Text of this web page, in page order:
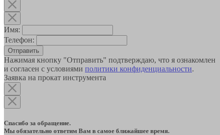
Имя:
Телефон:
Отправить
Нажимая кнопку "Отправить" подтверждаю, что я ознакомлен
и согласен с условиями политики конфиденциальности.
Заявка на прокат инструмента
Спасибо за обращение.
Мы обязательно ответим Вам в самое ближайшее время.